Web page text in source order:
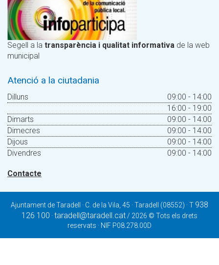
Segell a la transparència i qualitat informativa de la web
municipal
Atenció a la ciutadania
Dilluns
09:00 - 14:00
16:00 - 19:00
Dimarts
09:00 - 14:00
Dimecres
09:00 - 14:00
Dijous
09:00 - 14:00
Divendres
09:00 - 14:00
Contacte
Ajuntament de Taradell · C. de la Vila, 45 · Taradell (08552) · T 938
126 100 ·taradell@taradell.cat / 2026 © Tots els drets
reservats · NIF P08.278.00D